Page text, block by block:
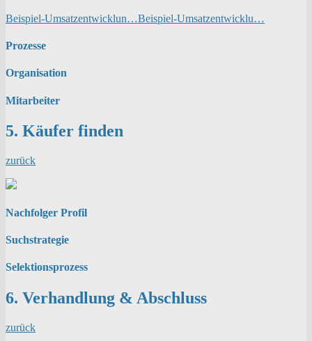
Beispiel-Umsatzentwicklun…Beispiel-Umsatzentwicklu…
Prozesse
Organisation
Mitarbeiter
5. Käufer finden
zurück
Nachfolger Profil
Suchstrategie
Selektionsprozess
6. Verhandlung & Abschluss
zurück